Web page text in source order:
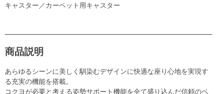
キャスター／カーペット用キャスター
商品説明
あらゆるシーンに美しく馴染むデザインに快適な座り心地を実現す
る充実の機能を搭載。
コクヨが必要と考える姿勢サポート機能を全て盛り込んだ信頼のベ